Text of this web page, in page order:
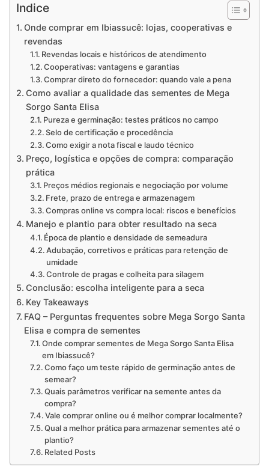
Indice
Onde comprar em Ibiassucê: lojas, cooperativas e
revendas
Revendas locais e históricos de atendimento
Cooperativas: vantagens e garantias
Comprar direto do fornecedor: quando vale a pena
Como avaliar a qualidade das sementes de Mega
Sorgo Santa Elisa
Pureza e germinação: testes práticos no campo
Selo de certificação e procedência
Como exigir a nota fiscal e laudo técnico
Preço, logística e opções de compra: comparação
prática
Preços médios regionais e negociação por volume
Frete, prazo de entrega e armazenagem
Compras online vs compra local: riscos e benefícios
Manejo e plantio para obter resultado na seca
Época de plantio e densidade de semeadura
Adubação, corretivos e práticas para retenção de
umidade
Controle de pragas e colheita para silagem
Conclusão: escolha inteligente para a seca
Key Takeaways
FAQ – Perguntas frequentes sobre Mega Sorgo Santa
Elisa e compra de sementes
Onde comprar sementes de Mega Sorgo Santa Elisa
em Ibiassucê?
Como faço um teste rápido de germinação antes de
semear?
Quais parâmetros verificar na semente antes da
compra?
Vale comprar online ou é melhor comprar localmente?
Qual a melhor prática para armazenar sementes até o
plantio?
Related Posts